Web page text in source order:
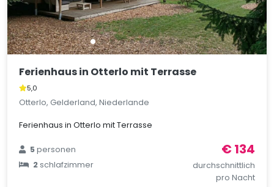
Ferienhaus in Otterlo mit Terrasse
5,0
Otterlo, Gelderland, Niederlande
Ferienhaus in Otterlo mit Terrasse
5personen
2schlafzimmer
€ 134
durchschnittlich
pro Nacht